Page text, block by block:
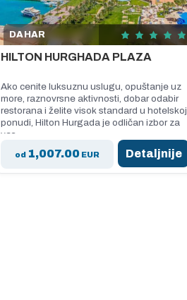
DAHAR
HILTON HURGHADA PLAZA
Ako cenite luksuznu uslugu, opuštanje uz
more, raznovrsne aktivnosti, dobar odabir
restorana i želite visok standard u hotelskoj
ponudi, Hilton Hurgada je odličan izbor za
vas.
od 1,007.00 EUR Detaljnije